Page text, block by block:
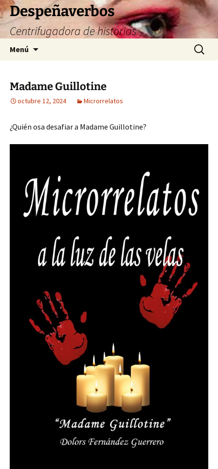
Saltar
al
contenido
Despeñaverbos
Centrifugadora de historias
Menú Buscar:
Madame Guillotine
octubre 12, 2024 Microrrelatos
¿Quién osa desafiar a Madame Guillotine?